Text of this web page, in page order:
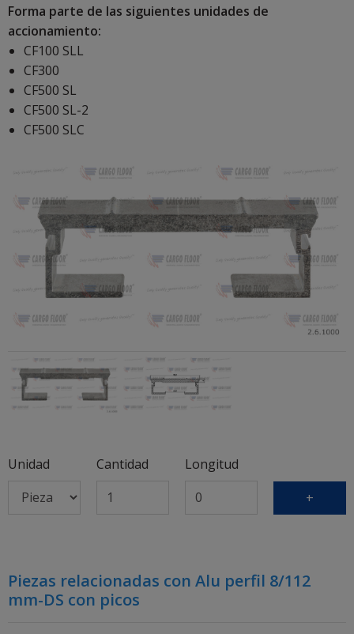
Forma parte de las siguientes unidades de
accionamiento:
CF100 SLL
CF300
CF500 SL
CF500 SL-2
CF500 SLC
Unidad Cantidad
Longitud
+
Piezas relacionadas con Alu perfil 8/112
mm-DS con picos